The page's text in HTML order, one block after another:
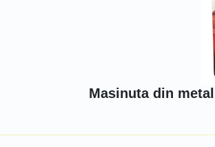
Masinuta din